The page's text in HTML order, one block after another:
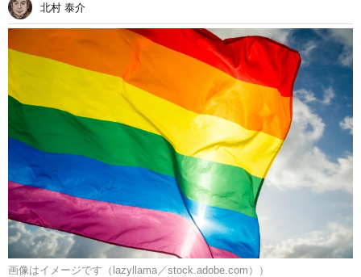
北村 泰介
画像はイメージです（lazyllama／stock.adobe.com））